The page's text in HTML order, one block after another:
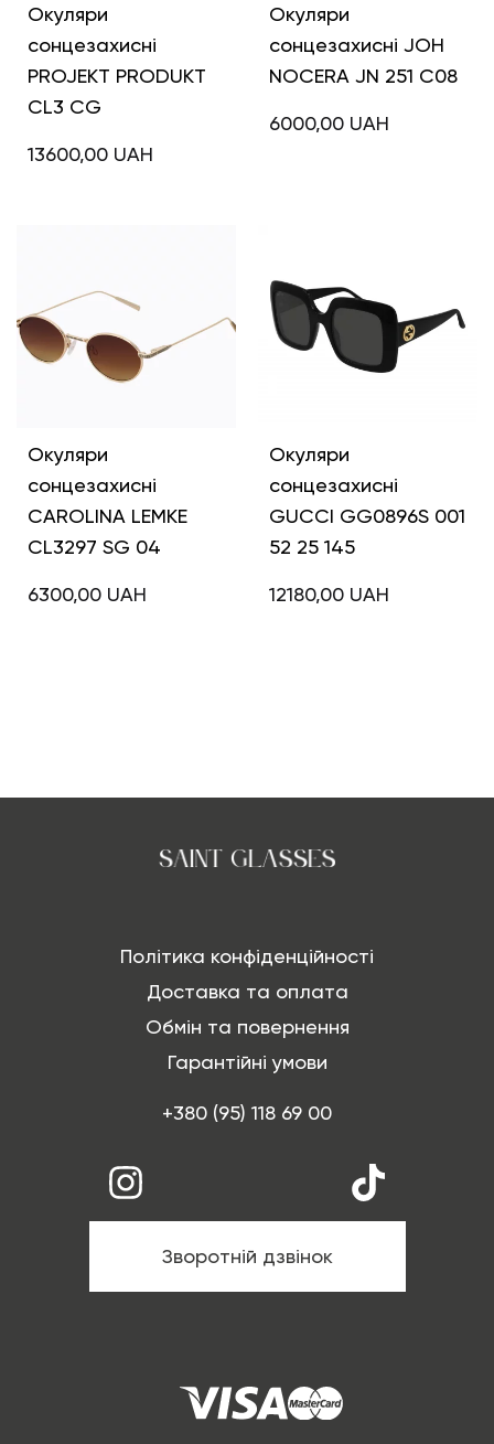
Окуляри
сонцезахисні
PROJEKT PRODUKT
CL3 CG
13600,00 UAH
Окуляри
сонцезахисні JOH
NOCERA JN 251 C08
6000,00 UAH
Окуляри
сонцезахисні
CAROLINA LEMKE
CL3297 SG 04
6300,00 UAH
Окуляри
сонцезахисні
GUCCI GG0896S 001
52 25 145
12180,00 UAH
Політика конфіденційності
Доставка та оплата
Обмін та повернення
Гарантійні умови
+380 (95) 118 69 00
Зворотній дзвінок